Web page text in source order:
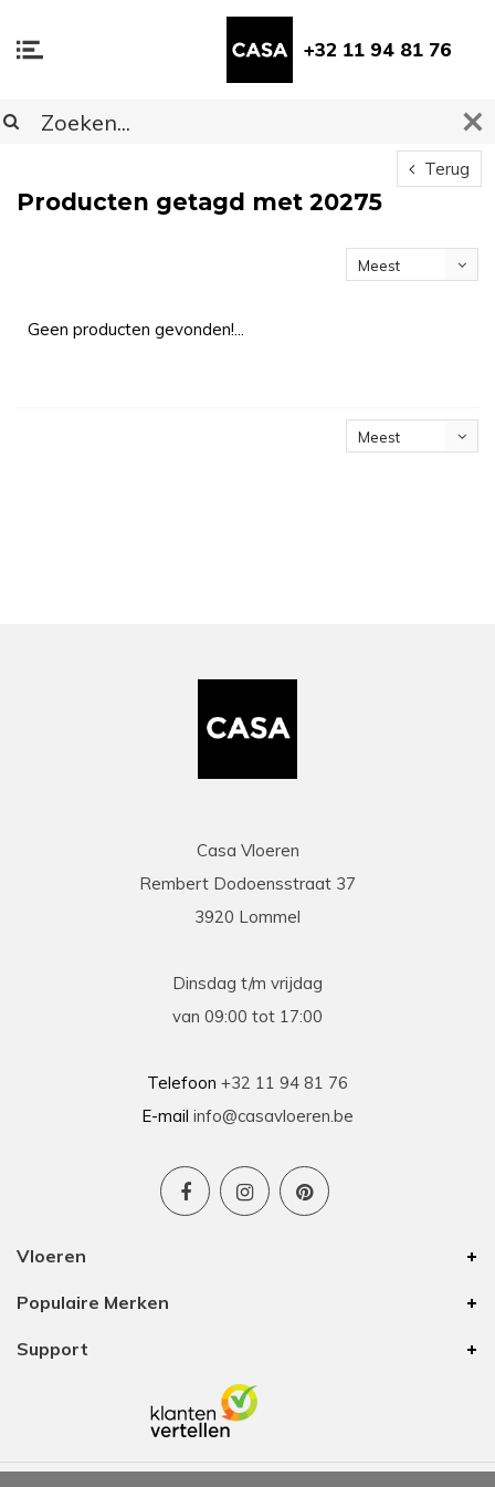
+32 11 94 81 76
Terug
Producten getagd met 20275
Meest
Geen producten gevonden!...
Meest
Casa Vloeren
Rembert Dodoensstraat 37
3920 Lommel
Dinsdag t/m vrijdag
van 09:00 tot 17:00
Telefoon +32 11 94 81 76
E-mail info@casavloeren.be
Vloeren
Populaire Merken
Support